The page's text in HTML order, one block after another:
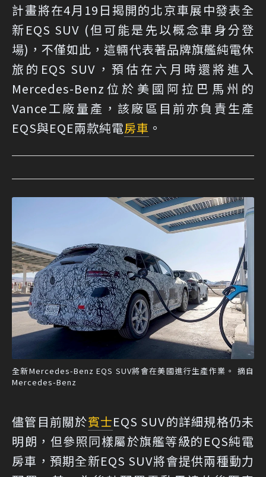
計畫將在4月19日揭開的北京車展中發表全
新EQS SUV (但可能是先以概念車身分登
場)，不僅如此，這輛代表著品牌旗艦純電休
旅的EQS SUV，預估在六月時還將進入
Mercedes-Benz位於美國阿拉巴馬州的
Vance工廠量產，該廠區目前亦負責生產
EQS與EQE兩款純電房車 。
全新Mercedes-Benz EQS SUV將會在美國進行生產作業。 摘自
Mercedes-Benz
儘管目前關於賓士EQS SUV的詳細規格仍未
明朗，但參照同樣屬於旗艦等級的EQS純電
房車，預期全新EQS SUV將會提供兩種動力